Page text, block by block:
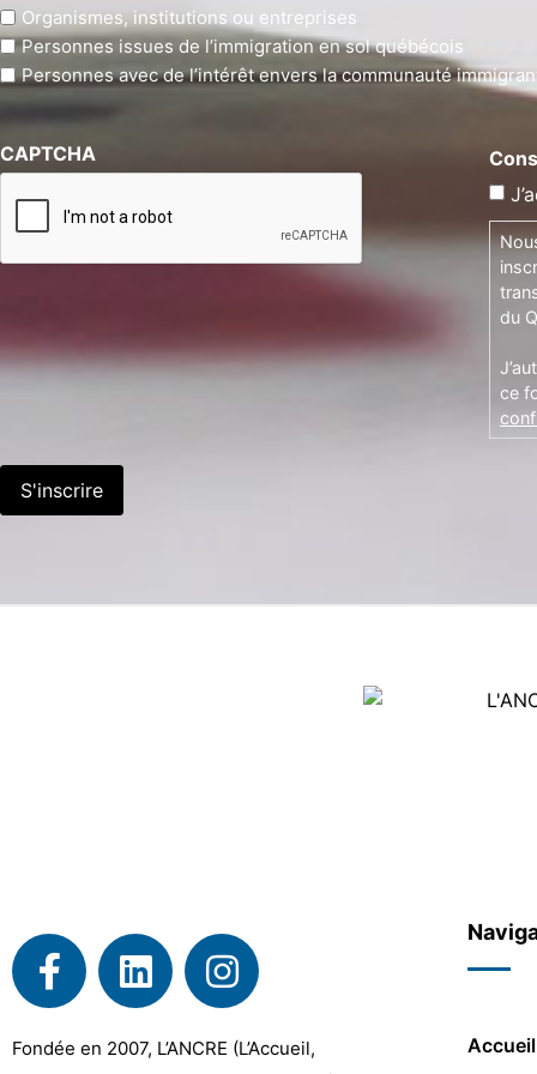
Organismes, institutions ou entreprises
Personnes issues de l’immigration en sol québécois
Personnes avec de l’intérêt envers la communauté
CAPTCHA
du
ce
S'inscrire
Fondée en 2007, L’ANCRE (L’Accueil,
Accueil